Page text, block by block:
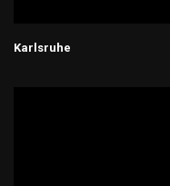
Karlsruhe